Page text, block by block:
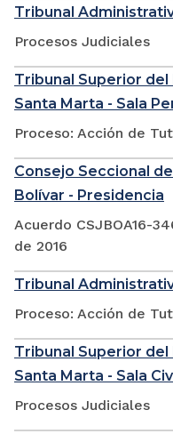
Tribunal
Procesos Judiciales
Tribunal Superior
Santa Marta - Sala
Proceso: Acción de
Consejo Seccional
Bolívar - Presidencia
Acuerdo CSJBOA16-
de 2016
Tribunal
Proceso: Acción de
Tribunal Superior
Santa Marta - Sala
Procesos Judiciales